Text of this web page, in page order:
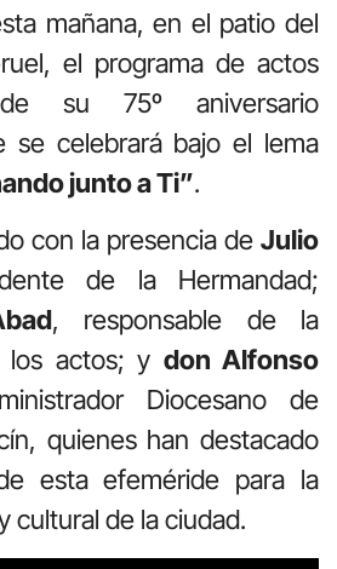
mañana, en el patio del
el programa de actos
su 75º aniversario
se celebrará bajo el lema
junto a Ti”.
con la presencia de Julio
de la Hermandad;
, responsable de la
los actos; y don Alfonso
Diocesano de
quienes han destacado
esta efeméride para la
cultural de la ciudad.